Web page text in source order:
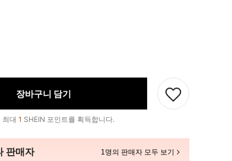
장바구니 담기
최대 1 SHEIN 포인트를 획득합니다.
판매자 1명의 판매자 모두 보기